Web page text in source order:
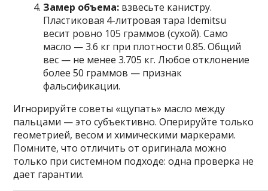
Замер объема: взвесьте канистру.
Пластиковая 4-литровая тара Idemitsu
весит ровно 105 граммов (сухой). Само
масло — 3.6 кг при плотности 0.85. Общий
вес — не менее 3.705 кг. Любое отклонение
более 50 граммов — признак
фальсификации.
Игнорируйте советы «щупать» масло между
пальцами — это субъективно. Оперируйте только
геометрией, весом и химическими маркерами.
Помните, что отличить от оригинала можно
только при системном подходе: одна проверка не
дает гарантии.